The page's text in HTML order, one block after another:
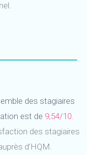
des stagiaires
est de 9,54/10.
des stagiaires
d’HQM.